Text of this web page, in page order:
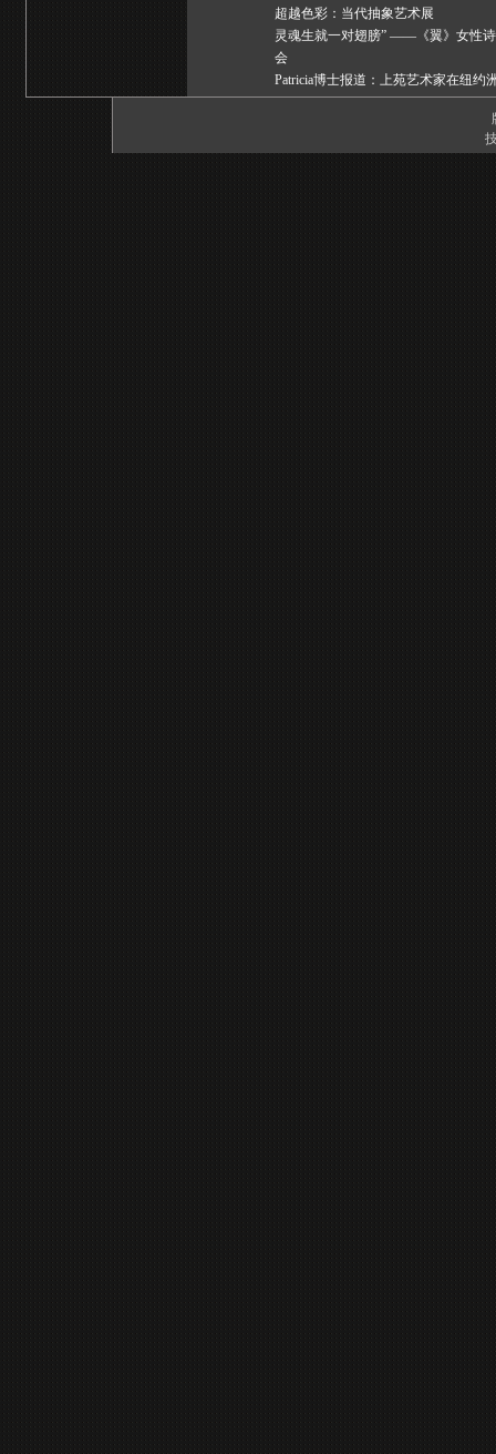
超越色彩：当代抽象艺术展
灵魂生就一对翅膀” ——《翼》女性
会
Patricia博士报道：上苑艺术家在纽约